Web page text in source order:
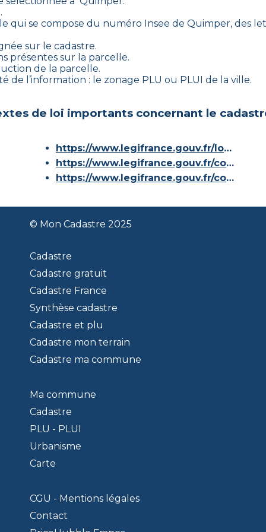
qui se compose du numéro Insee de Quimper, des
sur le cadastre.
présentes sur la parcelle.
de la parcelle.
de l’information : le zonage PLU ou PLUI de la ville.
de loi importants concernant le
https://www.legifrance.gouv.fr/loda/id/JORFTEXT000000686267/
https://www.legifrance.gouv.fr/codes/article_lc/LEGIARTI000036588629/
https://www.legifrance.gouv.fr/codes/id/LEGISCTA000006180153/
© Mon Cadastre 2025
Cadastre
Cadastre gratuit
Cadastre France
Synthèse cadastre
Cadastre et plu
Cadastre mon terrain
Cadastre ma commune
Ma commune
Cadastre
PLU - PLUI
Urbanisme
Carte
CGU - Mentions légales
Contact